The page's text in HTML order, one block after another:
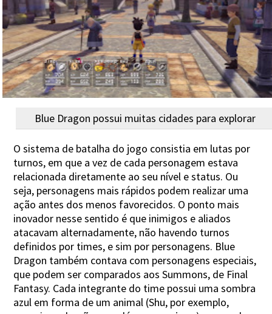
Blue Dragon possui muitas cidades para explorar
O sistema de batalha do jogo consistia em lutas por
turnos, em que a vez de cada personagem estava
relacionada diretamente ao seu nível e status. Ou
seja, personagens mais rápidos podem realizar uma
ação antes dos menos favorecidos. O ponto mais
inovador nesse sentido é que inimigos e aliados
atacavam alternadamente, não havendo turnos
definidos por times, e sim por personagens. Blue
Dragon também contava com personagens especiais,
que podem ser comparados aos Summons, de Final
Fantasy. Cada integrante do time possui uma sombra
azul em forma de um animal (Shu, por exemplo,